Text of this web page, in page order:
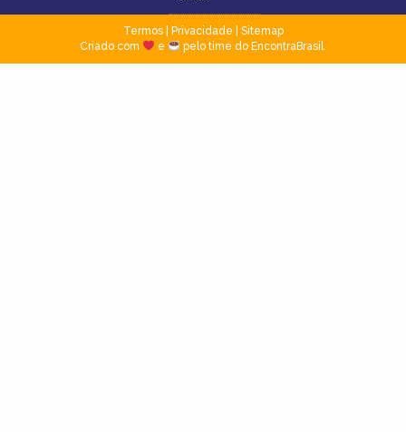
Termos| Privacidade
Sitemap
Criado com
e pelo time do EncontraBrasil